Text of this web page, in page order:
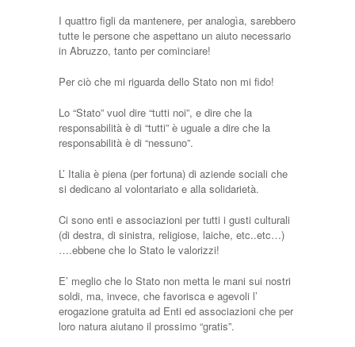
I quattro figli da mantenere, per analogìa, sarebbero
tutte le persone che aspettano un aiuto necessario
in Abruzzo, tanto per cominciare!
Per ciò che mi riguarda dello Stato non mi fido!
Lo “Stato” vuol dire “tutti noi”, e dire che la
responsabilità è di “tutti” è uguale a dire che la
responsabilità è di “nessuno”.
L’ Italia è piena (per fortuna) di aziende sociali che
si dedicano al volontariato e alla solidarietà.
Ci sono enti e associazioni per tutti i gusti culturali
(di destra, di sinistra, religiose, laiche, etc..etc…)
….ebbene che lo Stato le valorizzi!
E’ meglio che lo Stato non metta le mani sui nostri
soldi, ma, invece, che favorisca e agevoli l’
erogazione gratuita ad Enti ed associazioni che per
loro natura aiutano il prossimo “gratis”.